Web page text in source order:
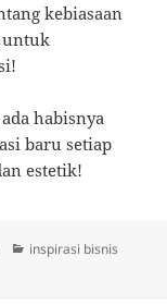
kebiasaan
untuk
habisnya
baru setiap
estetik!
Categories
inspirasi bisnis